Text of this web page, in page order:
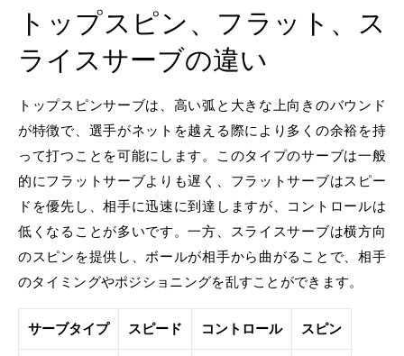
トップスピン、フラット、ス
ライスサーブの違い
トップスピンサーブは、高い弧と大きな上向きのバウンド
が特徴で、選手がネットを越える際により多くの余裕を持
って打つことを可能にします。このタイプのサーブは一般
的にフラットサーブよりも遅く、フラットサーブはスピー
ドを優先し、相手に迅速に到達しますが、コントロールは
低くなることが多いです。一方、スライスサーブは横方向
のスピンを提供し、ボールが相手から曲がることで、相手
のタイミングやポジショニングを乱すことができます。
サーブタイプ スピード コントロール スピン